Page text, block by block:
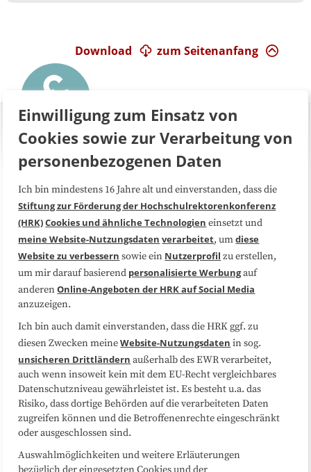
zum Seitenanfang
Download
Über uns FAQ
Medienarbeit Kooperationen
Datenschutzerklärung Impressum
Sitemap
Folgen Sie uns
Einwilligung zum Einsatz von
Cookies sowie zur Verarbeitung von
personenbezogenen Daten
Ich bin mindestens 16 Jahre alt und einverstanden, dass die
Stiftung zur Förderung der Hochschulrektorenkonferenz
(HRK)Cookies und ähnliche Technologien einsetzt und
meine Website-Nutzungsdaten verarbeitet, umdiese
Website zu verbessern sowie ein Nutzerprofil zu erstellen,
um mir darauf basierend personalisierte Werbungauf
anderenOnline-Angeboten der HRK auf Social Media
anzuzeigen.
Ich bin auch damit einverstanden, dass die HRK ggf. zu
diesen Zwecken meineWebsite-Nutzungsdaten in sog.
unsicheren Drittländern außerhalb des EWR verarbeitet,
auch wenn insoweit kein mit dem EU-Recht vergleichbares
Datenschutzniveau gewährleistet ist. Es besteht u.a. das
Risiko, dass dortige Behörden auf die verarbeiteten Daten
zugreifen können und die Betroffenenrechte eingeschränkt
oder ausgeschlossen sind.
Auswahlmöglichkeiten und weitere Erläuterungen